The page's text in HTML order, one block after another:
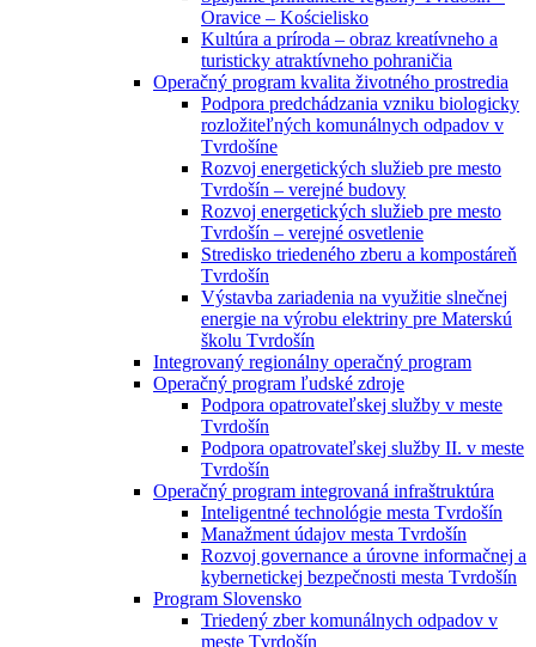
Oravice – Kościelisko
Kultúra a príroda – obraz kreatívneho a
turisticky atraktívneho pohraničia
Operačný program kvalita životného prostredia
Podpora predchádzania vzniku biologicky
rozložiteľných komunálnych odpadov v
Tvrdošíne
Rozvoj energetických služieb pre mesto
Tvrdošín – verejné budovy
Rozvoj energetických služieb pre mesto
Tvrdošín – verejné osvetlenie
Stredisko triedeného zberu a kompostáreň
Tvrdošín
Výstavba zariadenia na využitie slnečnej
energie na výrobu elektriny pre Materskú
školu Tvrdošín
Integrovaný regionálny operačný program
Operačný program ľudské zdroje
Podpora opatrovateľskej služby v meste
Tvrdošín
Podpora opatrovateľskej služby II. v meste
Tvrdošín
Operačný program integrovaná infraštruktúra
Inteligentné technológie mesta Tvrdošín
Manažment údajov mesta Tvrdošín
Rozvoj governance a úrovne informačnej a
kybernetickej bezpečnosti mesta Tvrdošín
Program Slovensko
Triedený zber komunálnych odpadov v
meste Tvrdošín